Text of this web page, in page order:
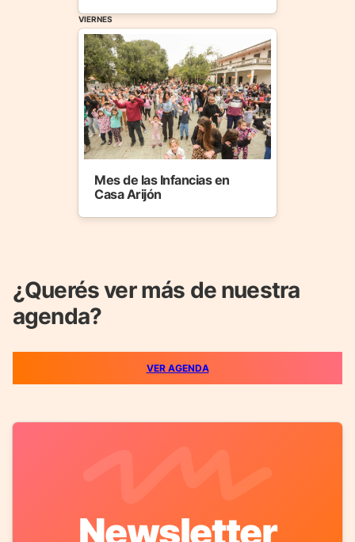
VIERNES
Mes de las Infancias en
Casa Arijón
¿Querés ver más de nuestra
agenda?
VER AGENDA
Newsletter